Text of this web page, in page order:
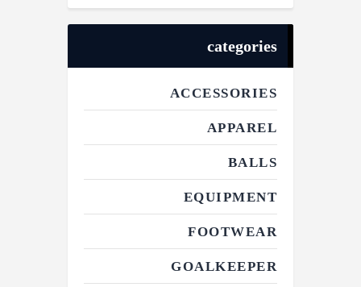
categories
ACCESSORIES
APPAREL
BALLS
EQUIPMENT
FOOTWEAR
GOALKEEPER